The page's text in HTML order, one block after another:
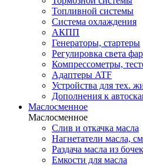
Топливной системы
Система охлаждения
АКПП
Генераторы, стартеры
Регулировка света фар
Компрессометры,
Адаптеры ATF
Устройства для тех.
Дополнения к
Маслосменное
Маслосменное
Слив и откачка масла
Нагнетатели масла,
Раздача масла из бочек
Емкости для масла